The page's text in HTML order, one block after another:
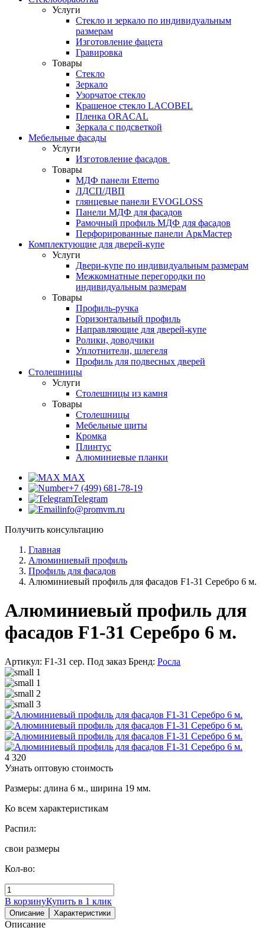
Услуги
Стекло и зеркало по индивидуальным
размерам
Изготовление фацета
Гравировка
Товары
Стекло
Зеркало
Узорчатое стекло
Крашеное стекло LACOBEL
Пленка ORACAL
Зеркала с подсветкой
Мебельные фасады
Услуги
Изготовление фасадов
Товары
МДФ панели Etterno
ЛДСП/ДВП
глянцевые панели EVOGLOSS
Панели МДФ для фасадов
Рамочный профиль МДФ для фасадов
Перфорированные панели АркМастер
Комплектующие для дверей-купе
Услуги
Двери-купе по индивидуальным размерам
Межкомнатные перегородки по
индивидуальным размерам
Товары
Профиль-ручка
Горизонтальный профиль
Направляющие для дверей-купе
Ролики, доводчики
Уплотнители, шлегеля
Профиль для подвесных дверей
Столешницы
Услуги
Столешницы из камня
Товары
Столешницы
Мебельные щиты
Кромка
Плинтус
Алюминиевые планки
MAX
+7 (499) 681-78-19
Telegram
info@promvm.ru
Получить консультацию
Главная
Алюминиевый профиль
Профиль для фасадов
Алюминиевый профиль для фасадов F1-31 Серебро 6 м.
Алюминиевый профиль для
фасадов F1-31 Серебро 6 м.
Артикул: F1-31 сер. Под заказ Бренд: Росла
4 320
Узнать оптовую стоимость
Размеры: длина 6 м., ширина 19 мм.
Ко всем характеристикам
Распил:
свои размеры
Кол-во:
В корзинуКупить в 1 клик
Описание Характеристики
Описание